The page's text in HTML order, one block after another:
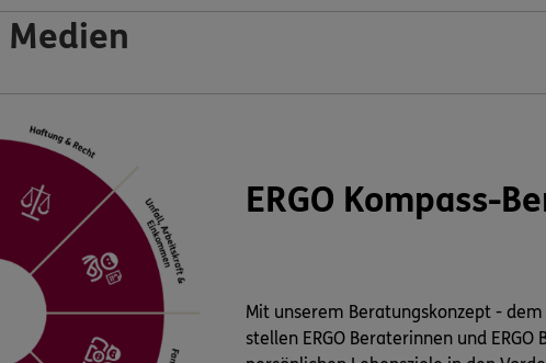
Medien
ERGO Kompass-
Mit unserem Beratungskonzept - dem
stellen ERGO Beraterinnen und ERGO